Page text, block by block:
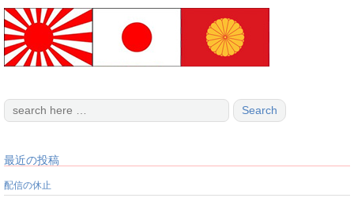
最近の投稿
配信の休止